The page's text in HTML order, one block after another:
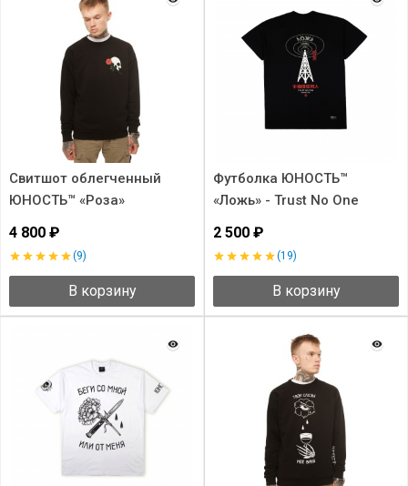
Свитшот облегченный
ЮНОСТЬ™ «Роза»
4 800 ₽
(9)
В корзину
Футболка ЮНОСТЬ™
«Ложь» - Trust No One
2 500 ₽
(19)
В корзину